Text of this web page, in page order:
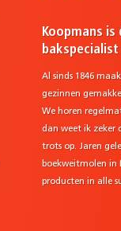
Koopmans is
Al sinds 1846
gezinnen
We horen
dan weet ik zeker
trots op. Jaren
boekweitmolen in
producten in alle